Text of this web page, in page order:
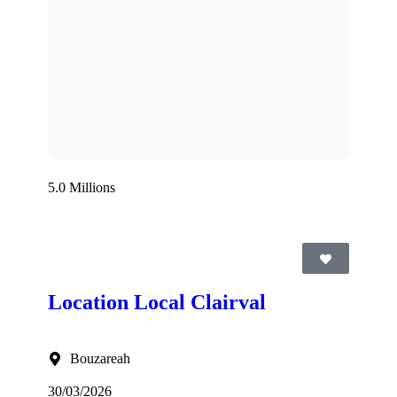
5.0 Millions
Location Local Clairval
Bouzareah
30/03/2026